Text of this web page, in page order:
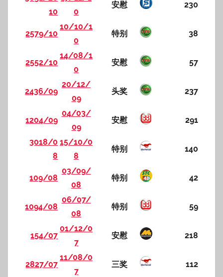
10
0
安慰 230
2579/10
10/10/1
0
特别 38
2552/10
14/08/1
0
安慰 57
2436/09
20/12/
09
头奖 237
1204/09
04/03/
09
安慰 291
3018/0
8
15/10/0
8
特别 140
109/08
03/09/
08
特别 42
1094/08
06/07/
08
特别 59
154/07
01/12/0
7
安慰 218
2827/07
11/08/0
7
三奖 112